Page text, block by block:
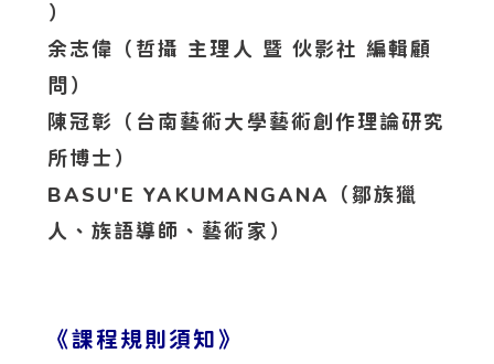
）
余志偉（哲攝 主理人 暨 伙影社 編輯顧
問）
陳冠彰（台南藝術大學藝術創作理論研究
所博士）
BASU'E YAKUMANGANA（鄒族獵
人、族語導師、藝術家）
《課程規則須知》